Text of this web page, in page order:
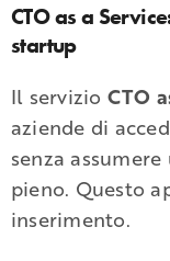
CTO as a
startup
Il servizio CTO
aziende di
senza
pieno. Questo
inserimento.